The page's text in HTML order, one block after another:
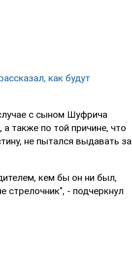
как будут
с сыном Шуфрича
также по той причине, что
не пытался выдавать за
кем бы он ни был,
стрелочник", - подчеркнул